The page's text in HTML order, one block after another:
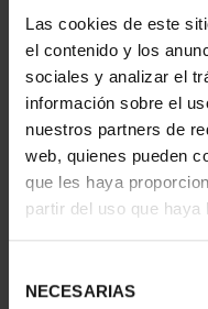
Las cookies de este
el contenido y los
sociales y analizar el
información sobre el
nuestros partners de
web, quienes pueden
que les haya
partir del uso que
NECESARIAS
- TOLEDO
73,00 €